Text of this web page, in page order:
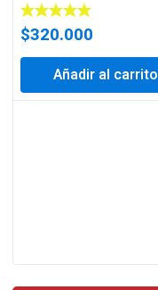
$320.000
Añadir al carrito